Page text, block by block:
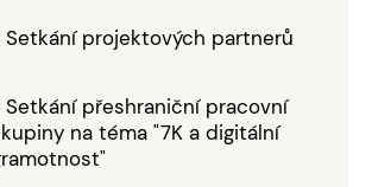
Setkání projektových partnerů
Setkání přeshraniční pracovní
na téma "7K a digitální